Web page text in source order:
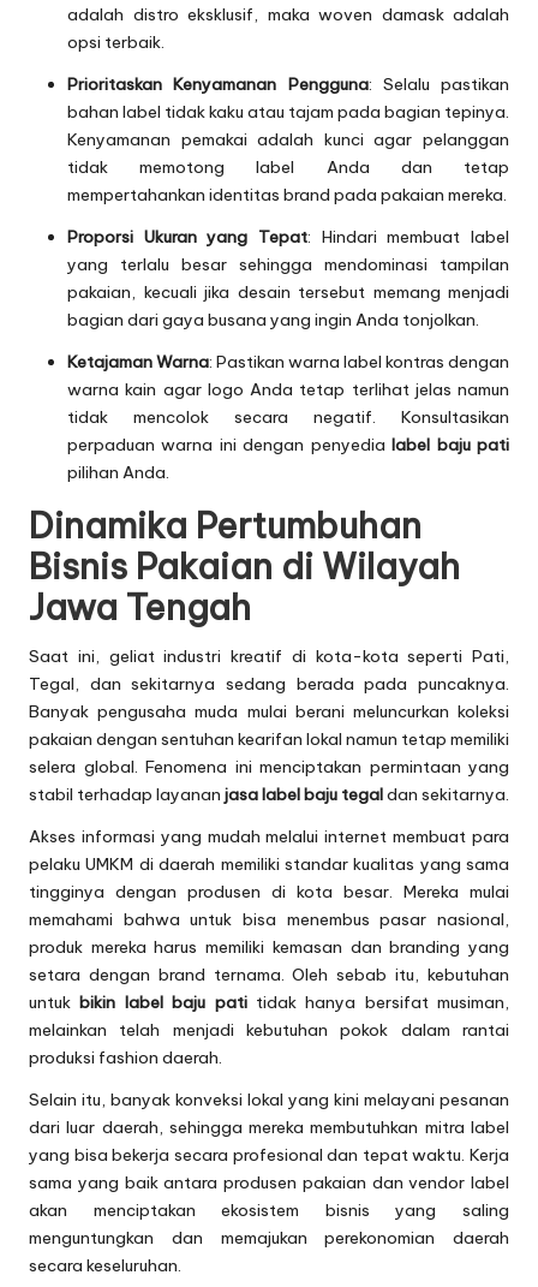
adalah distro eksklusif, maka woven damask adalah
opsi terbaik.
Prioritaskan Kenyamanan Pengguna: Selalu pastikan
bahan label tidak kaku atau tajam pada bagian tepinya.
Kenyamanan pemakai adalah kunci agar pelanggan
tidak memotong label Anda dan tetap
mempertahankan identitas brand pada pakaian mereka.
Proporsi Ukuran yang Tepat: Hindari membuat label
yang terlalu besar sehingga mendominasi tampilan
pakaian, kecuali jika desain tersebut memang menjadi
bagian dari gaya busana yang ingin Anda tonjolkan.
Ketajaman Warna: Pastikan warna label kontras dengan
warna kain agar logo Anda tetap terlihat jelas namun
tidak mencolok secara negatif. Konsultasikan
perpaduan warna ini dengan penyedialabel baju pati
pilihan Anda.
Dinamika Pertumbuhan
Bisnis Pakaian di Wilayah
Jawa Tengah
Saat ini, geliat industri kreatif di kota-kota seperti Pati,
Tegal, dan sekitarnya sedang berada pada puncaknya.
Banyak pengusaha muda mulai berani meluncurkan koleksi
pakaian dengan sentuhan kearifan lokal namun tetap memiliki
selera global. Fenomena ini menciptakan permintaan yang
stabil terhadap layanan jasa label baju tegaldan sekitarnya.
Akses informasi yang mudah melalui internet membuat para
pelaku UMKM di daerah memiliki standar kualitas yang sama
tingginya dengan produsen di kota besar. Mereka mulai
memahami bahwa untuk bisa menembus pasar nasional,
produk mereka harus memiliki kemasan dan branding yang
setara dengan brand ternama. Oleh sebab itu, kebutuhan
untukbikin label baju patitidak hanya bersifat musiman,
melainkan telah menjadi kebutuhan pokok dalam rantai
produksi fashion daerah.
Selain itu, banyak konveksi lokal yang kini melayani pesanan
dari luar daerah, sehingga mereka membutuhkan mitra label
yang bisa bekerja secara profesional dan tepat waktu. Kerja
sama yang baik antara produsen pakaian dan vendor label
akan menciptakan ekosistem bisnis yang saling
menguntungkan dan memajukan perekonomian daerah
secara keseluruhan.